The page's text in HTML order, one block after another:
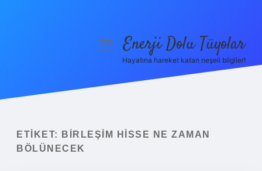
Yasal Uyarı
menüyüEnerji Dolu Tüyolar
Hayatına hareket katan neşeli bilgiler!
ETIKET:
BIRLEŞIM HISSE NE ZAMAN
BÖLÜNECEK